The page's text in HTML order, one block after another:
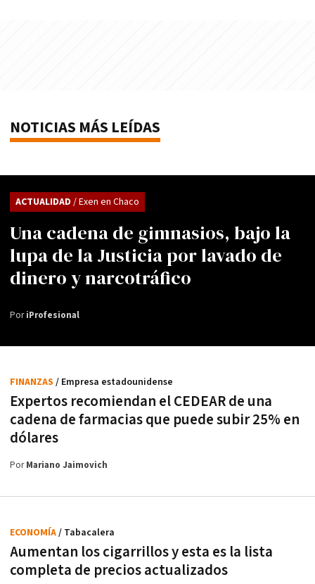
NOTICIAS MÁS LEÍDAS
Una cadena de gimnasios, bajo la
lupa de la Justicia por lavado de
dinero y narcotráfico
ACTUALIDAD / Exen en Chaco
PoriProfesional
Expertos recomiendan el CEDEAR de una
cadena de farmacias que puede subir 25% en
dólares
FINANZAS / Empresa estadounidense
PorMariano Jaimovich
Aumentan los cigarrillos y esta es la lista
completa de precios actualizados
ECONOMÍA/ Tabacalera